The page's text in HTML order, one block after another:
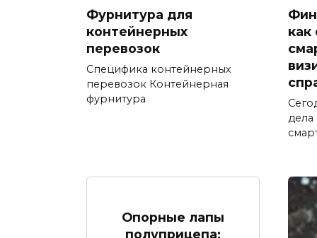
Фурнитура для
контейнерных
перевозок
Специфика контейнерных
перевозок Контейнерная
фурнитура
как
дела
Опорные лапы
полуприцепа: